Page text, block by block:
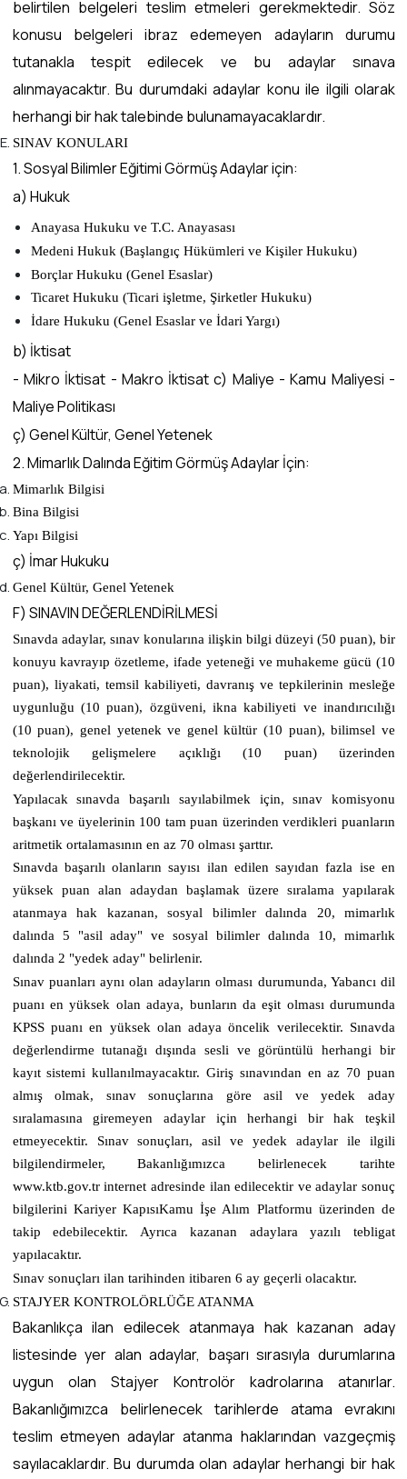
belirtilen belgeleri teslim etmeleri gerekmektedir. Söz
konusu belgeleri ibraz edemeyen adayların durumu
tutanakla tespit edilecek ve bu adaylar sınava
alınmayacaktır. Bu durumdaki adaylar konu ile ilgili olarak
herhangi bir hak talebinde bulunamayacaklardır.
SINAV KONULARI
1. Sosyal Bilimler Eğitimi Görmüş Adaylar için:
a) Hukuk
Anayasa Hukuku ve T.C. Anayasası
Medeni Hukuk (Başlangıç Hükümleri ve Kişiler Hukuku)
Borçlar Hukuku (Genel Esaslar)
Ticaret Hukuku (Ticari işletme, Şirketler Hukuku)
İdare Hukuku (Genel Esaslar ve İdari Yargı)
b) İktisat
- Mikro İktisat - Makro İktisat c) Maliye - Kamu Maliyesi -
Maliye Politikası
ç) Genel Kültür, Genel Yetenek
2. Mimarlık Dalında Eğitim Görmüş Adaylar İçin:
Mimarlık Bilgisi
Bina Bilgisi
Yapı Bilgisi
ç) İmar Hukuku
Genel Kültür, Genel Yetenek
F) SINAVIN DEĞERLENDİRİLMESİ
Sınavda adaylar, sınav konularına ilişkin bilgi düzeyi (50 puan), bir
konuyu kavrayıp özetleme, ifade yeteneği ve muhakeme gücü (10
puan), liyakati, temsil kabiliyeti, davranış ve tepkilerinin mesleğe
uygunluğu (10 puan), özgüveni, ikna kabiliyeti ve inandırıcılığı
(10 puan), genel yetenek ve genel kültür (10 puan), bilimsel ve
teknolojik gelişmelere açıklığı (10 puan) üzerinden
değerlendirilecektir.
Yapılacak sınavda başarılı sayılabilmek için, sınav komisyonu
başkanı ve üyelerinin 100 tam puan üzerinden verdikleri puanların
aritmetik ortalamasının en az 70 olması şarttır.
Sınavda başarılı olanların sayısı ilan edilen sayıdan fazla ise en
yüksek puan alan adaydan başlamak üzere sıralama yapılarak
atanmaya hak kazanan, sosyal bilimler dalında 20, mimarlık
dalında 5 "asil aday" ve sosyal bilimler dalında 10, mimarlık
dalında 2 "yedek aday" belirlenir.
Sınav puanları aynı olan adayların olması durumunda, Yabancı dil
puanı en yüksek olan adaya, bunların da eşit olması durumunda
KPSS puanı en yüksek olan adaya öncelik verilecektir. Sınavda
değerlendirme tutanağı dışında sesli ve görüntülü herhangi bir
kayıt sistemi kullanılmayacaktır. Giriş sınavından en az 70 puan
almış olmak, sınav sonuçlarına göre asil ve yedek aday
sıralamasına giremeyen adaylar için herhangi bir hak teşkil
etmeyecektir. Sınav sonuçları, asil ve yedek adaylar ile ilgili
bilgilendirmeler, Bakanlığımızca belirlenecek tarihte
www.ktb.gov.tr internet adresinde ilan edilecektir ve adaylar sonuç
bilgilerini Kariyer KapısıKamu İşe Alım Platformu üzerinden de
takip edebilecektir. Ayrıca kazanan adaylara yazılı tebligat
yapılacaktır.
Sınav sonuçları ilan tarihinden itibaren 6 ay geçerli olacaktır.
STAJYER KONTROLÖRLÜĞE ATANMA
Bakanlıkça ilan edilecek atanmaya hak kazanan aday
listesinde yer alan adaylar, başarı sırasıyla durumlarına
uygun olan Stajyer Kontrolör kadrolarına atanırlar.
Bakanlığımızca belirlenecek tarihlerde atama evrakını
teslim etmeyen adaylar atanma haklarından vazgeçmiş
sayılacaklardır. Bu durumda olan adaylar herhangi bir hak